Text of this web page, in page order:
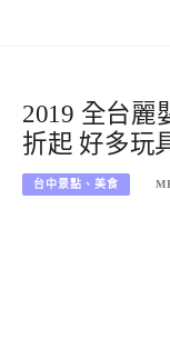
2019 全台麗
折起 好多玩
台中景點、美食